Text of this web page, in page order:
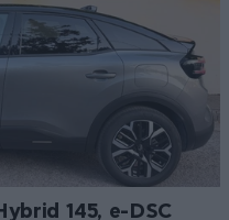
145, e-DSC